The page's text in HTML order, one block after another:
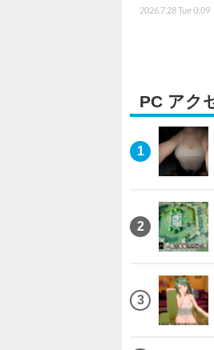
2026.7.28 Tue 0:09
PC アク